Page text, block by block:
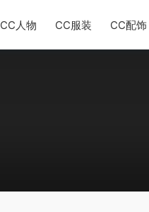
CC人物 CC服装 CC配饰